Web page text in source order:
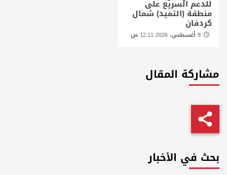
للدعم السريع على
منطقة (التميد) شمال
كردفان
مشاركة المقال
بحث في الأخبار